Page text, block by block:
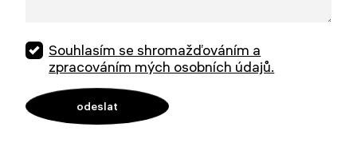
Souhlasím se shromažďováním a
zpracováním mých osobních údajů.